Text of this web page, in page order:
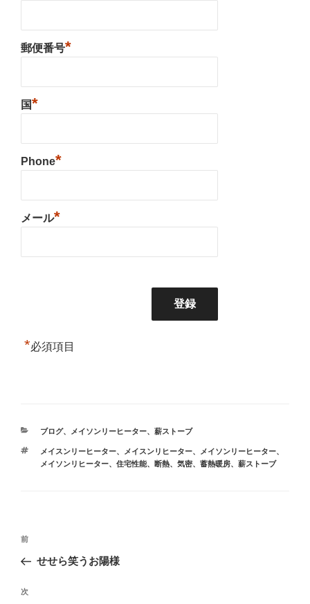
郵便番号*
国*
Phone*
メール*
*必須項目
カ
ゴ
リ
ブログ、 メイソンリーヒーター、 薪ストーブ
タ
グ
メイスンリーヒーター、 メイスンリヒーター、 メイソンリーヒーター、
メイソンリヒーター、 住宅性能、 断熱、 気密、 蓄熱暖房、 薪ストーブ
投
ナ
ビ
前
の
稿
前
せせら笑うお陽様
次
次